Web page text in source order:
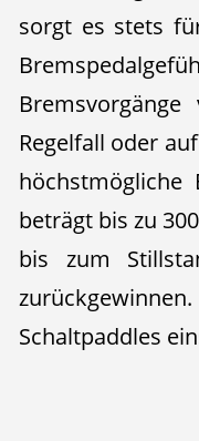
sorgt es stets
Regelfall oder
höchstmögliche
beträgt bis zu
bis zum
Schaltpaddles